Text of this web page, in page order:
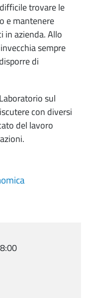
trovare le
e mantenere
in azienda. Allo
sempre
di
sul
con diversi
del lavoro